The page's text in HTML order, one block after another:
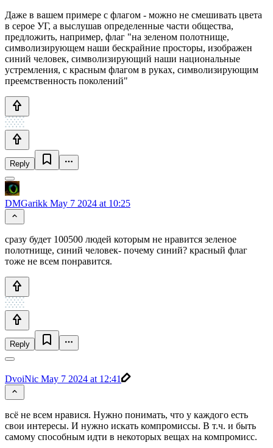
Даже в вашем примере с флагом - можно не смешивать цвета
в серое УГ, а выслушав определенные части общества,
предложить, например, флаг "на зеленом полотнище,
символизирующем наши бескрайние просторы, изображен
синий человек, символизирующий наши национальные
устремления, с красным флагом в руках, символизирующим
преемственность поколений"
Reply
DMGarikk May 7 2024 at 10:25
сразу будет 100500 людей которым не нравится зеленое
полотнище, синий человек- почему синий? красный флаг
тоже не всем понравится.
Reply
DvoiNic May 7 2024 at 12:41
всё не всем нравися. Нужно понимать, что у каждого есть
свои интересы. И нужно искать компромиссы. В т.ч. и быть
самому способным идти в некоторых вещах на компромисс.